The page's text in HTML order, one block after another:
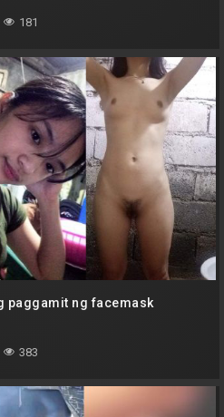
181
paggamit ng facemask
383